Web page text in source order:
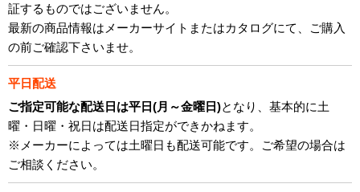
証するものではございません。
最新の商品情報はメーカーサイトまたはカタログにて、ご購入
の前ご確認下さいませ。
平日配送
ご指定可能な配送日は平日(月～金曜日)となり、基本的に土
曜・日曜・祝日は配送日指定ができかねます。
※メーカーによっては土曜日も配送可能です。ご希望の場合は
ご相談ください。